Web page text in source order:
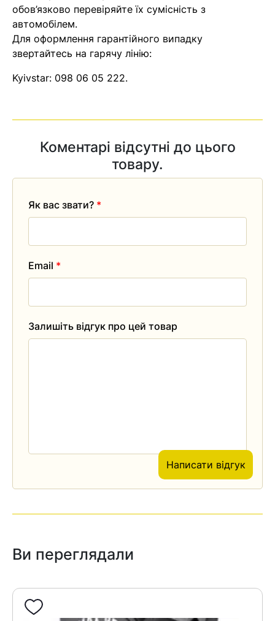
Помилка:
Contact form не
найближчим часом
обов’язково перевіряйте їх сумісність з
автомобілем.
Для оформлення гарантійного випадку
звертайтесь на гарячу лінію:
Kyivstar: 098 06 05 222.
Коментарі відсутні до цього
товару.
Залишіть відгук про цей товар
Як вас звати? *
Email *
Написати відгук
Ви переглядали